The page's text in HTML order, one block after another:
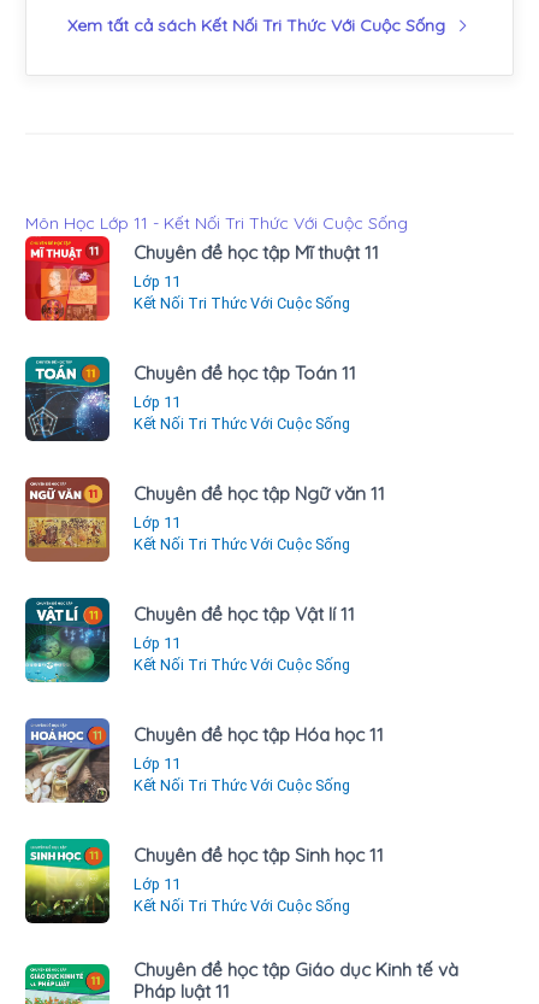
Xem tất cả sách Kết Nối Tri Thức Với Cuộc Sống
Môn Học Lớp 11 - Kết Nối Tri Thức Với Cuộc Sống
Chuyên đề học tập Mĩ thuật 11
Lớp 11
Kết Nối Tri Thức Với Cuộc Sống
Chuyên đề học tập Toán 11
Lớp 11
Kết Nối Tri Thức Với Cuộc Sống
Chuyên đề học tập Ngữ văn 11
Lớp 11
Kết Nối Tri Thức Với Cuộc Sống
Chuyên đề học tập Vật lí 11
Lớp 11
Kết Nối Tri Thức Với Cuộc Sống
Chuyên đề học tập Hóa học 11
Lớp 11
Kết Nối Tri Thức Với Cuộc Sống
Chuyên đề học tập Sinh học 11
Lớp 11
Kết Nối Tri Thức Với Cuộc Sống
Chuyên đề học tập Giáo dục Kinh tế và
Pháp luật 11